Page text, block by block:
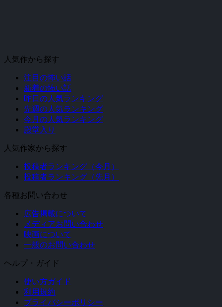
人気作から探す
注目の怖い話
新着の怖い話
昨日の人気ランキング
先週の人気ランキング
今月の人気ランキング
殿堂入り
人気作家から探す
投稿者ランキング（今月）
投稿者ランキング（先月）
各種お問い合わせ
広告掲載について
メディアお問い合わせ
映画について
一般のお問い合わせ
ヘルプ・ガイド
使い方ガイド
利用規約
プライバシーポリシー